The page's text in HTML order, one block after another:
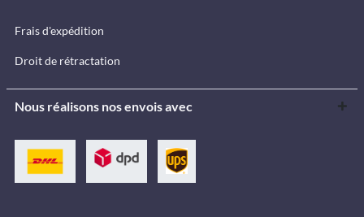
Frais d'expédition
Droit de rétractation
Nous réalisons nos envois avec